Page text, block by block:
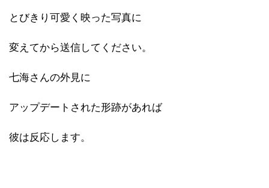
とびきり可愛く映った写真に
変えてから送信してください。
七海さんの外見に
アップデートされた形跡があれば
彼は反応します。